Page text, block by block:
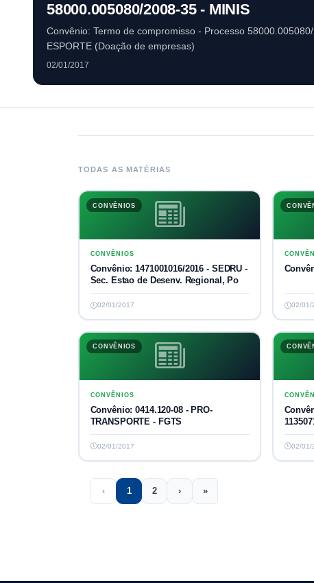
58000.005080/2008-35 - MINIS
Convênio: Termo de compromisso - Processo
ESPORTE (Doação de empresas)
02/01/2017
TODAS AS MATÉRIAS
CONVÊNIOS
CONVÊNIOS
Convênio: 1471001016/2016 - SEDRU -
Sec. Estao de Desenv. Regional, Po
02/01/2017 02/01/
CONVÊNIOS
CONVÊNIOS
Convênio: 0414.120-08 - PRO-
TRANSPORTE - FGTS
02/01/2017 02/01/
‹Previous
1(current)
2 ›Next »Last